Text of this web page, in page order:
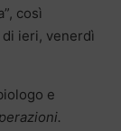
così
ieri, venerdì
e